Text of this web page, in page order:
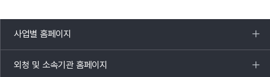
사업별 홈페이지
목록
열기
외청 및 소속기관 홈페이지
목록